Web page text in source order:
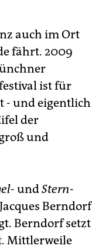
auch im Ort
fährt. 2009
ist für
- und eigentlich
der
und
- undStern-
Berndorf
Berndorf setzt
Mittlerweile